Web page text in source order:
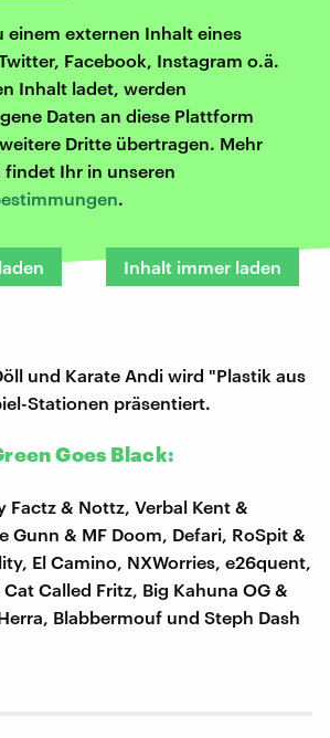
einem externen Inhalt eines
Facebook, Instagram o.ä.
Inhalt ladet, werden
Daten an diese Plattform
Dritte übertragen. Mehr
Ihr in unseren
.
Inhalt immer laden
und Karate Andi wird "Plastik aus
Stationen präsentiert.
Goes Black:
Factz & Nottz, Verbal Kent &
Gunn & MF Doom, Defari, RoSpit &
El Camino, NXWorries, e26quent,
Called Fritz, Big Kahuna OG &
Blabbermouf und Steph Dash